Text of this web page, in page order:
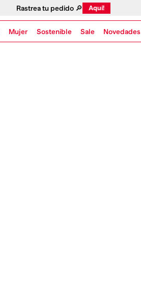
Rastrea tu pedido 🔎 Aquí!
Mujer Sostenible Sale Novedades